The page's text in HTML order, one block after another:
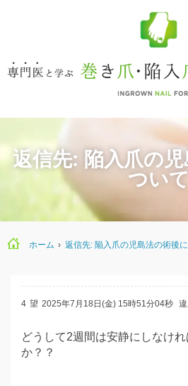
ホーム シェア 掲示板
返信先: 陥入爪の
ついて
ホーム › 返信先: 陥入爪の児島法の術後
4 望 2025年7月18日(金) 15時51分04秒
どうして2週間は安静にしなけ
か？？